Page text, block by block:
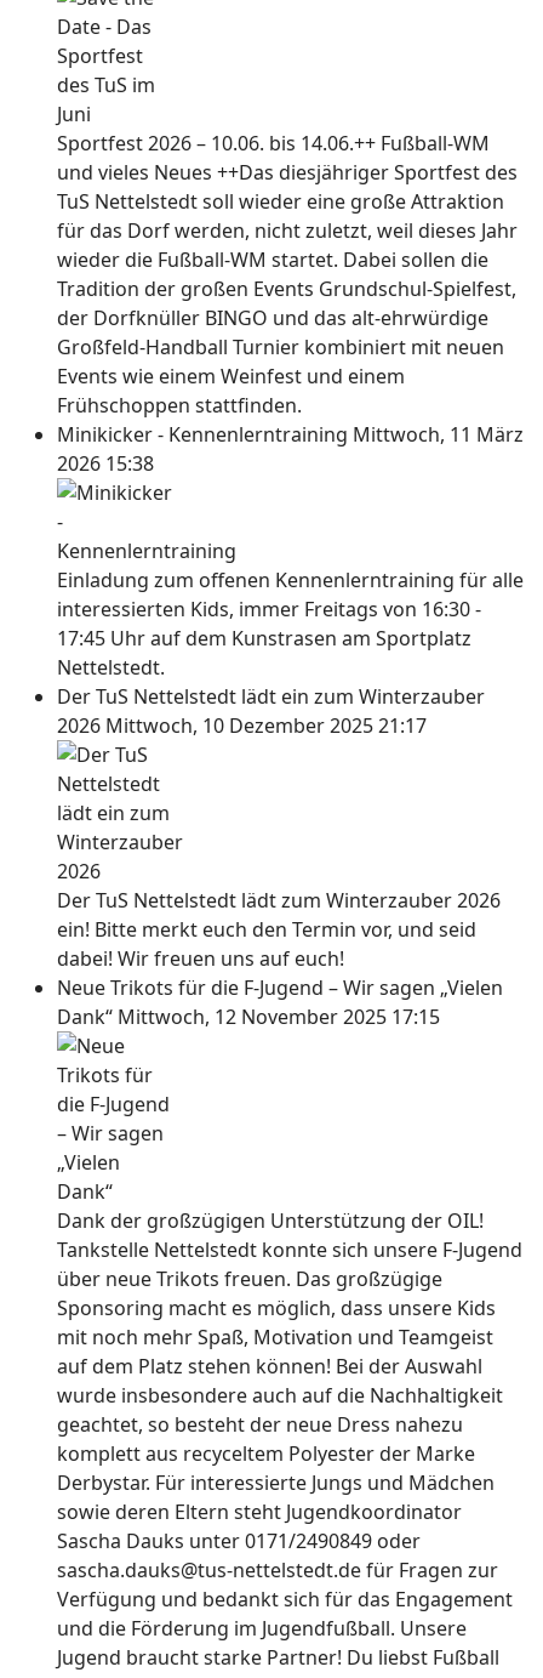
Sportfest 2026 – 10.06. bis 14.06.++ Fußball-WM
und vieles Neues ++Das diesjähriger Sportfest des
TuS Nettelstedt soll wieder eine große Attraktion
für das Dorf werden, nicht zuletzt, weil dieses Jahr
wieder die Fußball-WM startet. Dabei sollen die
Tradition der großen Events Grundschul-Spielfest,
der Dorfknüller BINGO und das alt-ehrwürdige
Großfeld-Handball Turnier kombiniert mit neuen
Events wie einem Weinfest und einem
Frühschoppen stattfinden.
Minikicker - Kennenlerntraining Mittwoch, 11 März
2026 15:38
Einladung zum offenen Kennenlerntraining für alle
interessierten Kids, immer Freitags von 16:30 -
17:45 Uhr auf dem Kunstrasen am Sportplatz
Nettelstedt.
Der TuS Nettelstedt lädt ein zum Winterzauber
2026 Mittwoch, 10 Dezember 2025 21:17
Der TuS Nettelstedt lädt zum Winterzauber 2026
ein! Bitte merkt euch den Termin vor, und seid
dabei! Wir freuen uns auf euch!
Neue Trikots für die F-Jugend – Wir sagen „Vielen
Dank“ Mittwoch, 12 November 2025 17:15
Dank der großzügigen Unterstützung der OIL!
Tankstelle Nettelstedt konnte sich unsere F-Jugend
über neue Trikots freuen. Das großzügige
Sponsoring macht es möglich, dass unsere Kids
mit noch mehr Spaß, Motivation und Teamgeist
auf dem Platz stehen können! Bei der Auswahl
wurde insbesondere auch auf die Nachhaltigkeit
geachtet, so besteht der neue Dress nahezu
komplett aus recyceltem Polyester der Marke
Derbystar. Für interessierte Jungs und Mädchen
sowie deren Eltern steht Jugendkoordinator
Sascha Dauks unter 0171/2490849 oder
sascha.dauks@tus-nettelstedt.de für Fragen zur
Verfügung und bedankt sich für das Engagement
und die Förderung im Jugendfußball. Unsere
Jugend braucht starke Partner! Du liebst Fußball